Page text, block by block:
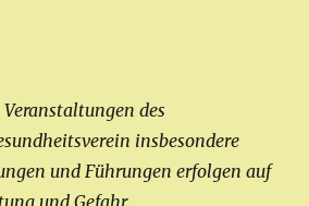
des
insbesondere
und Führungen erfolgen auf
und Gefahr.